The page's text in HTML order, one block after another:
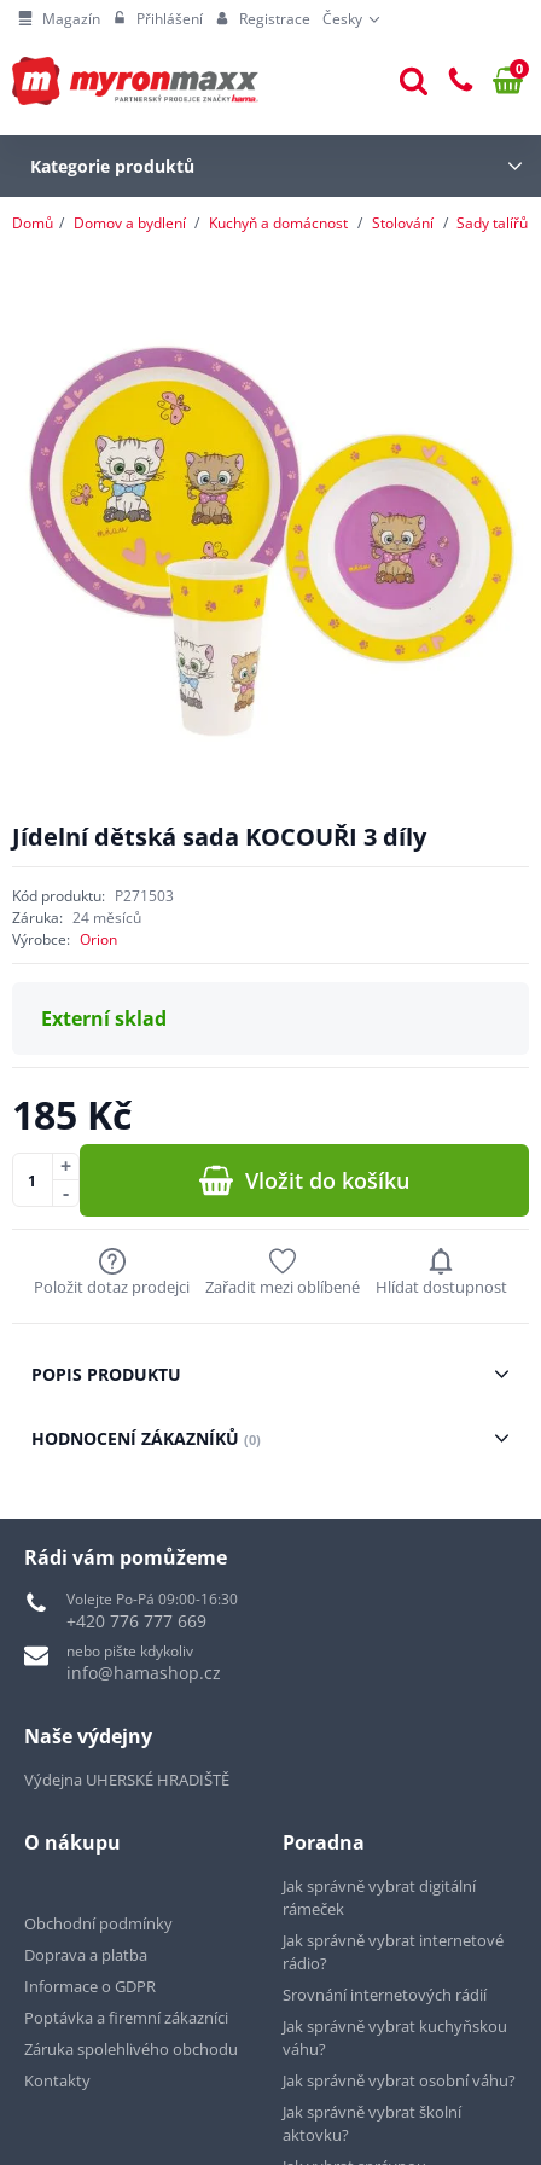
Magazín Přihlášení Registrace Česky
0
Kategorie produktů
Domů Domov a bydlení Kuchyň a domácnost Stolování Sady talířů
Jídelní dětská sada KOCOUŘI 3 díly
Kód produktu: P271503
Záruka: 24 měsíců
Výrobce: Orion
Externí sklad
185 Kč
-
+ Vložit do košíku
Položit dotaz prodejci Zařadit mezi oblíbené Hlídat dostupnost
POPIS PRODUKTU
HODNOCENÍ ZÁKAZNÍKŮ (0)
Rádi vám pomůžeme
Volejte Po-Pá 09:00-16:30
+420 776 777 669
nebo pište kdykoliv
info@hamashop.cz
Naše výdejny
Výdejna UHERSKÉ HRADIŠTĚ
O nákupu
Obchodní podmínky
Doprava a platba
Informace o GDPR
Poptávka a firemní zákazníci
Záruka spolehlivého obchodu
Kontakty
Poradna
Jak správně vybrat digitální
rámeček
Jak správně vybrat internetové
rádio?
Srovnání internetových rádií
Jak správně vybrat kuchyňskou
váhu?
Jak správně vybrat osobní váhu?
Jak správně vybrat školní
aktovku?